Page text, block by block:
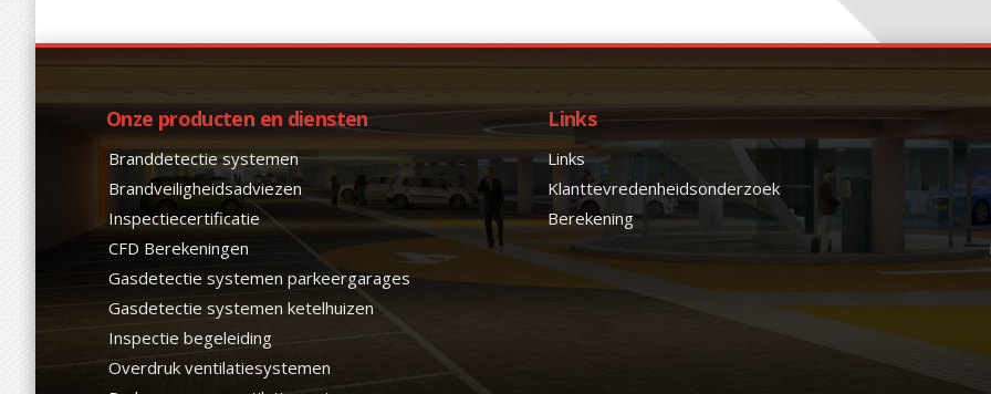
Onze producten en diensten
Branddetectie systemen
Brandveiligheidsadviezen
Inspectiecertificatie
CFD Berekeningen
Gasdetectie systemen parkeergarages
Gasdetectie systemen ketelhuizen
Inspectie begeleiding
Overdruk ventilatiesystemen
Links
Links
Klanttevredenheidsonderzoek
Berekening